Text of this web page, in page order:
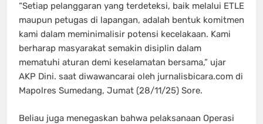
“Setiap pelanggaran yang terdeteksi, baik melalui ETLE
maupun petugas di lapangan, adalah bentuk komitmen
kami dalam meminimalisir potensi kecelakaan. Kami
berharap masyarakat semakin disiplin dalam
mematuhi aturan demi keselamatan bersama,” ujar
AKP Dini. saat diwawancarai oleh jurnalisbicara.com di
Mapolres Sumedang, Jumat (28/11/25) Sore.
Beliau juga menegaskan bahwa pelaksanaan Operasi